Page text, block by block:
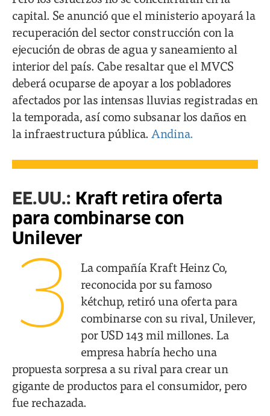
capital. Se anunció que el ministerio apoyará la
recuperación del sector construcción con la
ejecución de obras de agua y saneamiento al
interior del país. Cabe resaltar que el MVCS
deberá ocuparse de apoyar a los pobladores
afectados por las intensas lluvias registradas en
la temporada, así como subsanar los daños en
la infraestructura pública. Andina.
EE.UU.: Kraft retira oferta
para combinarse con
Unilever
3
La compañía Kraft Heinz Co,
reconocida por su famoso
kétchup, retiró una oferta para
combinarse con su rival, Unilever,
por USD 143 mil millones. La
empresa habría hecho una
propuesta sorpresa a su rival para crear un
gigante de productos para el consumidor, pero
fue rechazada.